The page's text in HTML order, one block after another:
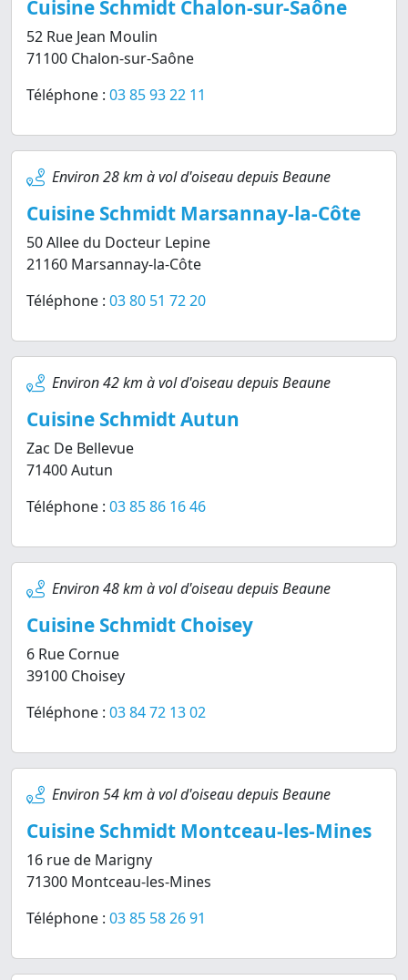
Cuisine Schmidt Chalon-sur-Saône
52 Rue Jean Moulin
71100 Chalon-sur-Saône
Téléphone : 03 85 93 22 11
Environ 28 km à vol d'oiseau depuis Beaune
Cuisine Schmidt Marsannay-la-Côte
50 Allee du Docteur Lepine
21160 Marsannay-la-Côte
Téléphone : 03 80 51 72 20
Environ 42 km à vol d'oiseau depuis Beaune
Cuisine Schmidt Autun
Zac De Bellevue
71400 Autun
Téléphone : 03 85 86 16 46
Environ 48 km à vol d'oiseau depuis Beaune
Cuisine Schmidt Choisey
6 Rue Cornue
39100 Choisey
Téléphone : 03 84 72 13 02
Environ 54 km à vol d'oiseau depuis Beaune
Cuisine Schmidt Montceau-les-Mines
16 rue de Marigny
71300 Montceau-les-Mines
Téléphone : 03 85 58 26 91